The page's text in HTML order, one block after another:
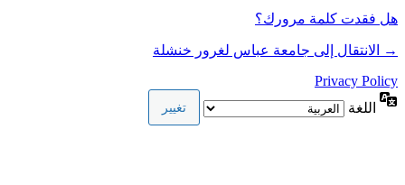
هل فقدت كلمة مرورك؟
→ الانتقال إلى جامعة عباس لغرور خنشلة
Privacy Policy
اللغة